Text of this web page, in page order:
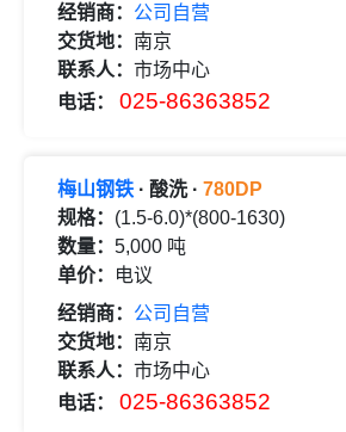
经销商： 公司自营
交货地： 南京
联系人： 市场中心
电话：
025-86363852
梅山钢铁 · 酸洗 · 780DP
规格： (1.5-6.0)*(800-1630)
数量： 5,000 吨
单价：
电议
经销商： 公司自营
交货地： 南京
联系人： 市场中心
电话：
025-86363852